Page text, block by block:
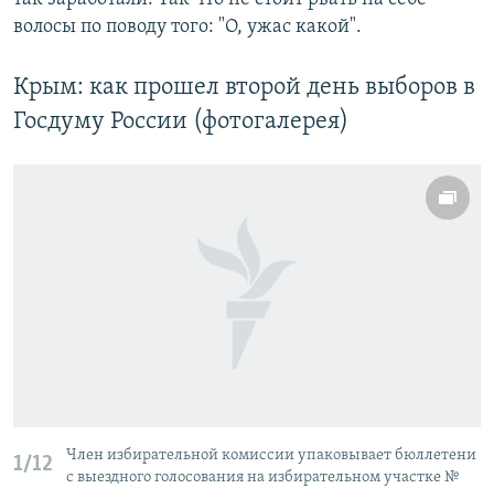
волосы по поводу того: "О, ужас какой".
Крым: как прошел второй день выборов в
Госдуму России (фотогалерея)
1/12
Член избирательной комиссии упаковывает бюллетени
с выездного голосования на избирательном участке №